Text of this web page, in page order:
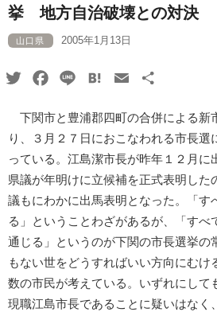
挙 地方自治破壊との対決
山口県 2005年1月13日
TwitterFacebook
Line HatenaEmail
下関市と豊浦郡四町の合併による新
り、３月２７日におこなわれる市長選
っている。江島潔市長が昨年１２月に
県議が年明けに立候補を正式表明した
議もにわかに出馬表明となった。「す
る」ということわざがあるが、「すべ
通じる」というのが下関の市長選挙の
もない世をどうすればいい方向にむけ
数の市民が考えている。いずれにして
現職江島市長であることに疑いはなく